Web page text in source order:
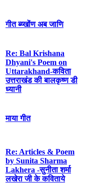
गीत ब्य्खोंण अब जाणि
Re: Bal Krishana
Dhyani's Poem on
Uttarakhand-कविता
उत्तराखंड की बालकृष्ण डी
ध्यानी
माया गीत
Re: Articles & Poem
by Sunita Sharma
Lakhera -सुनीता शर्मा
लखेरा जी के कविताये